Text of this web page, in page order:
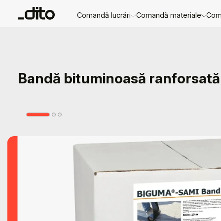
Comandă lucrări Comandă materiale
Bandă bituminoasă